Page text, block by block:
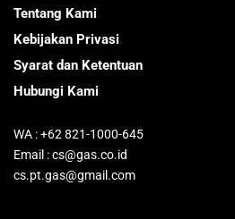
Tentang Kami
Kebijakan Privasi
Syarat dan Ketentuan
Hubungi Kami
WA : +62 821-1000-645
Email : cs@gas.co.id
cs.pt.gas@gmail.com